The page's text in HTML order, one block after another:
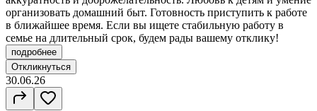
организовать домашний быт. Готовность приступить к работе
в ближайшее время. Если вы ищете стабильную работу в
семье на длительный срок, будем рады вашему отклику!
подробнее
Откликнуться
30.06.26